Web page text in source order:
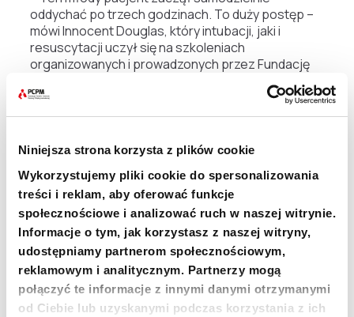
Niniejsza strona korzysta z plików cookie
Wykorzystujemy pliki cookie do spersonalizowania
treści i reklam, aby oferować funkcje
społecznościowe i analizować ruch w naszej witrynie.
Informacje o tym, jak korzystasz z naszej witryny,
udostępniamy partnerom społecznościowym,
reklamowym i analitycznym. Partnerzy mogą
połączyć te informacje z innymi danymi otrzymanymi
od Ciebie lub uzyskanymi podczas korzystania z ich
oddychać po trzech godzinach. To duży postęp –
mówi Innocent Douglas, który intubacji, jaki i
resuscytacji uczył się na szkoleniach
organizowanych i prowadzonych przez Fundację
PCPM dzięki finansowemu wsparciu Polskiej
pomocy.
– Szkolenie BLS, które zorganizowała Fundacja,
bardzo mi pomogło.Chciałbym podziękować
przełożonym za to, że wybrali właśnie mnie do
tego, bym zdobywał nowe umiejętności. Na tym
szkoleniu cały zespół naprawdę pomagał mi się
uczyć. Dlatego mam prośbę do Fundacji PCPM,
abyście kontynuowali te szkolenia i
przygotowywali do takich sytuacji i akcji